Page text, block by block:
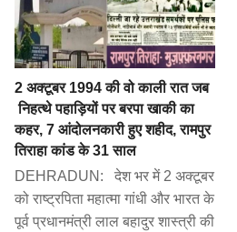
2 अक्टूबर 1994 की वो काली रात जब
निहत्थे पहाड़ियों पर बरपा खाकी का
कहर, 7 आंदोलनकारी हुए शहीद, रामपुर
तिराहा कांड के 31 साल
DEHRADUN: देश भर में 2 अक्टूबर
को राष्ट्रपिता महात्मा गांधी और भारत के
पूर्व प्रधानमंत्री लाल बहादुर शास्त्री की